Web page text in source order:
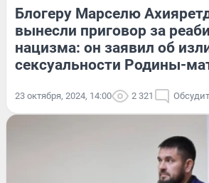
Блогеру Марселю
вынесли приговор за
нацизма: он заявил об
сексуальности Родины-
23 октября, 2024, 14:00 2 321